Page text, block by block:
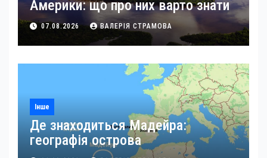
Америки: що про них варто знати
07.08.2026 ВАЛЕРІЯ СТРАМОВА
Інше
Де знаходиться Мадейра:
географія острова